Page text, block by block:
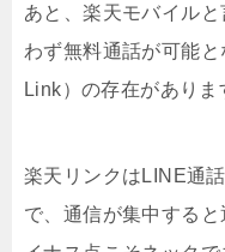
あと、楽天モバイル
わず無料通話が可能
Link）の存在がありま
楽天リンクはLINE通
で、通信が集中する